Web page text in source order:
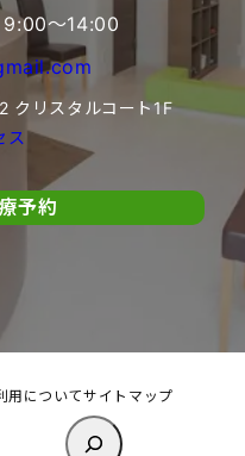
9:00〜14:00
クリスタルコート1F
ス
予約
用についてサイトマップ